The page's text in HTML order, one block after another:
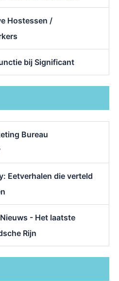
Hostessen /
bij Significant
Bureau
Eetverhalen die verteld
- Het laatste
Rijn